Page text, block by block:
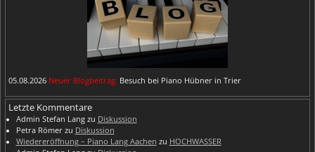
05.08.2026 Neuer Blogbeitrag: Besuch bei Piano Hübner in Trier
Letzte Kommentare
Admin Stefan Langzu Diskussion
Petra Römerzu Diskussion
Wiedereröffnung – Piano Lang Aachen zu HOCHWASSER